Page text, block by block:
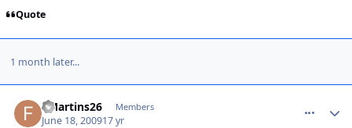
Quote
1 month later...
FMartins26 Members
June 18, 200917 yr